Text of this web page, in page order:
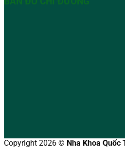
Copyright 2026 © Nha Khoa Quốc